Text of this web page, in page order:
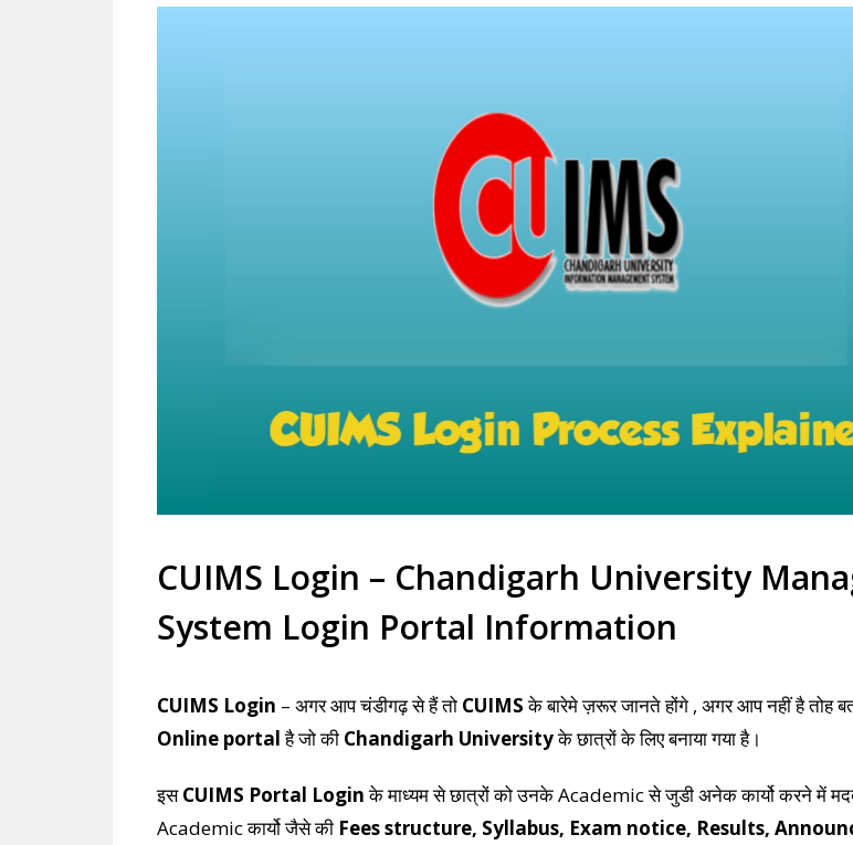
CUIMS Login – Chandigarh University
System Login Portal Information
CUIMS Login – अगर आप चंडीगढ़ से हैं तो CUIMSके बारेमे ज़रूर जानते होंगे , अगर आप नहीं है तोह
Online portalहै जो की Chandigarh Universityके छात्रों के लिए बनाया गया है।
इसCUIMS Portal Loginके माध्यम से छात्रों को उनके Academic से जुडी अनेक कार्यो करने में
Academic कार्यो जैसे की Fees structure, Syllabus, Exam notice, Results,